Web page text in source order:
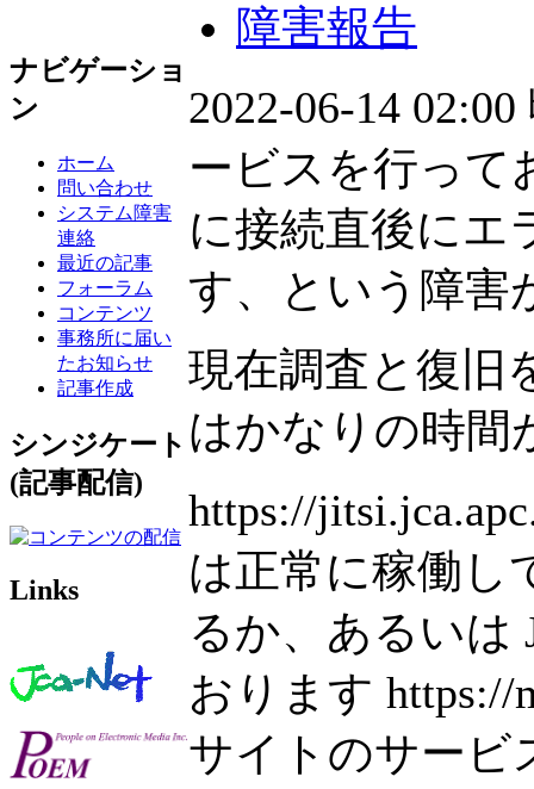
ナビゲーショ
ン
ホーム
問い合わせ
システム障害
連絡
最近の記事
フォーラム
コンテンツ
事務所に届い
たお知らせ
記事作成
シンジケート
(記事配信)
Links
障害報告
2022-06-14
ービスを行って
に接続直後にエ
す、という障害
現在調査と復旧
はかなりの時間
https://
は正常に稼働し
るか、あるいは
おります
サイトのサービ